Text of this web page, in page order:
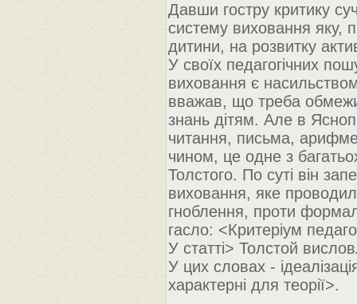
Давши гостру критику
систему виховання яку,
дитини, на розвитку
У своїх педагогічних
виховання є
вважав, що треба
знань дітям. Але в
читання, письма,
чином, це одне з
Толстого. По суті він
виховання, яке
гноблення, проти
гасло: <Критеріум
У статті> Толстой
У цих словах -
характерні для теорії>.